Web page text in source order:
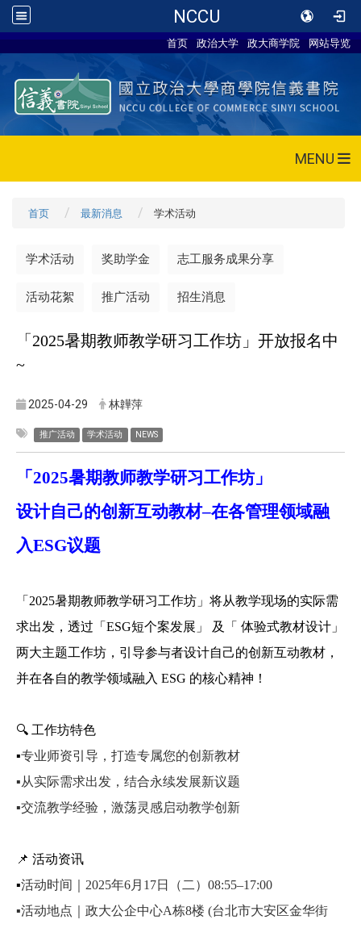
NCCU
首页 政治大学 政大商学院 网站导览
MENU
首页 最新消息 学术活动
学术活动 奖助学金 志工服务成果分享
活动花絮 推广活动 招生消息
「2025暑期教师教学研习工作坊」开放报名中
~
2025-04-29 林韡萍
推广活动 学术活动 NEWS
「2025暑期教师教学研习工作坊」
设计自己的创新互动教材–在各管理领域融
入ESG议题
「2025暑期教师教学研习工作坊」将从教学现场的实际需
求出发，透过「ESG短个案发展」 及「 体验式教材设计」
两大主题工作坊，引导参与者设计自己的创新互动教材，
并在各自的教学领域融入 ESG 的核心精神！
🔍 工作坊特色
▪️专业师资引导，打造专属您的创新教材
▪️从实际需求出发，结合永续发展新议题
▪️交流教学经验，激荡灵感启动教学创新
📌 活动资讯
▪️活动时间｜2025年6月17日（二）08:55–17:00
▪️活动地点｜政大公企中心A栋8楼 (台北市大安区金华街